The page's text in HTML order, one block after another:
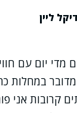
ליין
מדי יום עם
במחלות
קרובות אני